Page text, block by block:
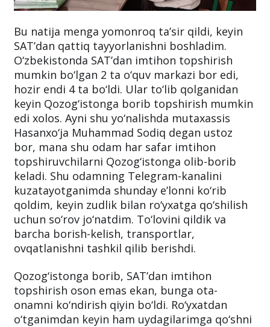
Bu natija menga yomonroq ta’sir qildi, keyin
SAT’dan qattiq tayyorlanishni boshladim.
O‘zbekistonda SAT’dan imtihon topshirish
mumkin bo‘lgan 2 ta o‘quv markazi bor edi,
hozir endi 4 ta bo‘ldi. Ular to‘lib qolganidan
keyin Qozog‘istonga borib topshirish mumkin
edi xolos. Ayni shu yo‘nalishda mutaxassis
Hasanxo‘ja Muhammad Sodiq degan ustoz
bor, mana shu odam har safar imtihon
topshiruvchilarni Qozog‘istonga olib-borib
keladi. Shu odamning Telegram-kanalini
kuzatayotganimda shunday e’lonni ko‘rib
qoldim, keyin zudlik bilan ro‘yxatga qo‘shilish
uchun so‘rov jo‘natdim. To‘lovini qildik va
barcha borish-kelish, transportlar,
ovqatlanishni tashkil qilib berishdi.
Qozog‘istonga borib, SAT’dan imtihon
topshirish oson emas ekan, bunga ota-
onamni ko‘ndirish qiyin bo‘ldi. Ro‘yxatdan
o‘tganimdan keyin ham uydagilarimga qo‘shni